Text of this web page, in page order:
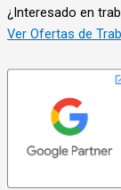
¿Interesado en
Ver Ofertas de